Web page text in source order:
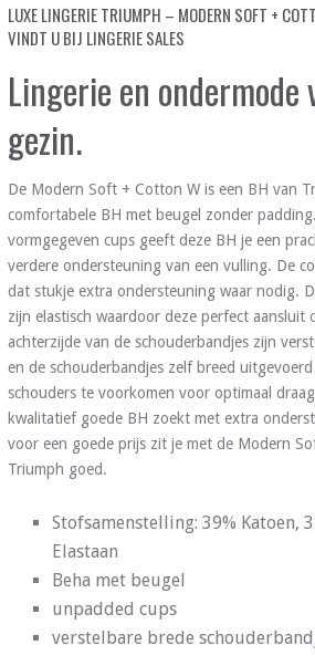
LUXE LINGERIE TRIUMPH – MODERN SOFT +
VINDT U BIJ LINGERIE SALES
Lingerie en ondermode
gezin.
De Modern Soft + Cotton W is een BH van
comfortabele BH met beugel zonder
vormgegeven cups geeft deze BH je een
verdere ondersteuning van een vulling. De
dat stukje extra ondersteuning waar nodig.
zijn elastisch waardoor deze perfect aansluit
achterzijde van de schouderbandjes zijn
en de schouderbandjes zelf breed
schouders te voorkomen voor optimaal
kwalitatief goede BH zoekt met extra
voor een goede prijs zit je met de Modern
Triumph goed.
Stofsamenstelling: 39% Katoen,
Elastaan
Beha met beugel
unpadded cups
verstelbare brede